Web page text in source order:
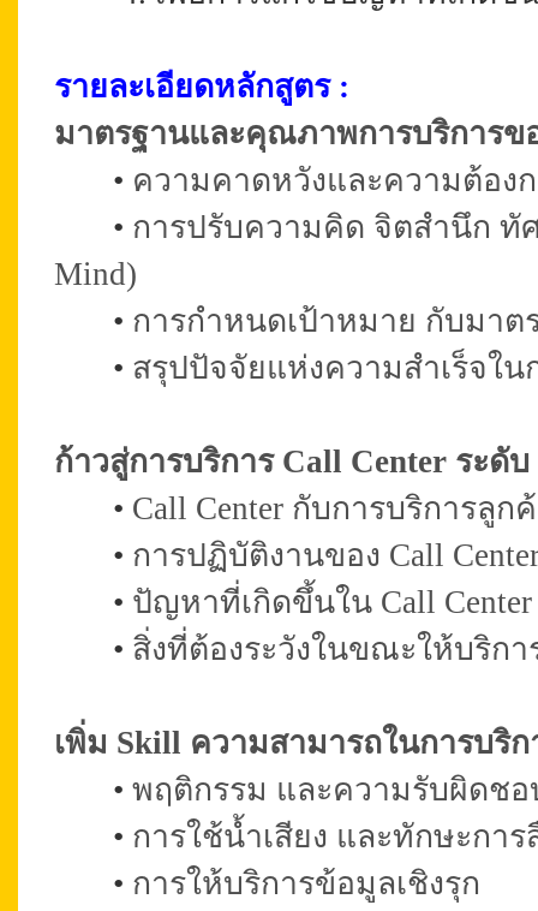
รายละเอียดหลักสูตร :
มาตรฐานและคุณภาพการบริการข
• ความคาดหวังและความต้อง
• การปรับความคิด จิตสำนึก ทั
Mind)
• การกำหนดเป้าหมาย กับมา
• สรุปปัจจัยแห่งความสำเร็จใน
ก้าวสู่การบริการ Call Center ระดั
• Call Center กับการบริการลู
• การปฏิบัติงานของ Call
• ปัญหาที่เกิดขึ้นใน Call
• สิ่งที่ต้องระวังในขณะให้บริก
เพิ่ม Skill ความสามารถในการบริก
• พฤติกรรม และความรับผิดชอ
• การใช้น้ำเสียง และทักษะกา
• การให้บริการข้อมูลเชิงรุก